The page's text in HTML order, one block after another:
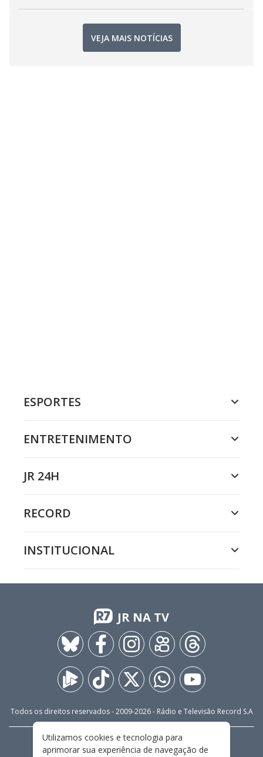
VEJA MAIS NOTÍCIAS
ESPORTES
ENTRETENIMENTO
JR 24H
RECORD
INSTITUCIONAL
JR NA TV
Todos os direitos reservados - 2009-2026- Rádio e Televisão Record S.A
FALE CONOSCO
PRIVACIDADE
Utilizamos cookies e tecnologia para
aprimorar sua experiência de navegação de